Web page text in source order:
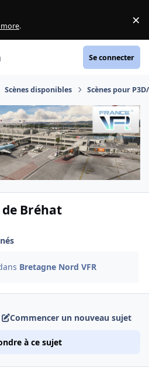
. ×
Se connecter
Scènes disponibles Scènes pour
de Bréhat
Bretagne Nord VFR
Commencer un nouveau sujet
à ce sujet